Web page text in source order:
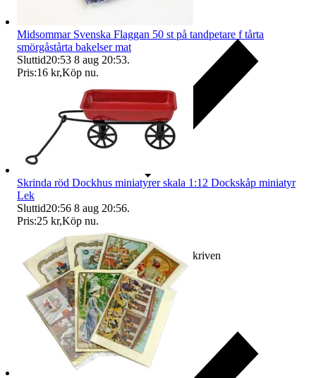
Ersättning om varan inte är som beskriven
Midsommar Svenska Flaggan 50 st på tandpetare f tårta
smörgåstårta bakelser mat
Sluttid20:53 8 aug 20:53.
Pris:16 kr,Köp nu.
Skrinda röd Dockhus miniatyrer skala 1:12 Dockskåp miniatyr
Lek
Sluttid20:56 8 aug 20:56.
Pris:25 kr,Köp nu.